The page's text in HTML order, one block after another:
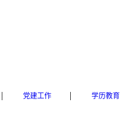
| 党建工作 | 学历教育